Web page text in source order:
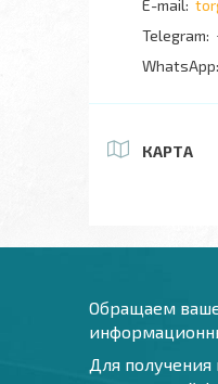
КАРТА
Обращаем ваше
Для